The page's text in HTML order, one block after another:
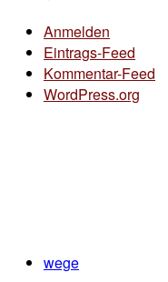
Anmelden
Eintrags-Feed
Kommentar-Feed
WordPress.org
wege